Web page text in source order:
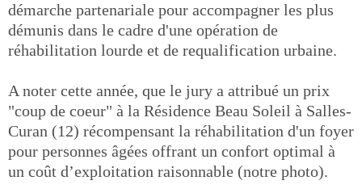
démarche partenariale pour accompagner les plus
démunis dans le cadre d'une opération de
réhabilitation lourde et de requalification urbaine.
A noter cette année, que le jury a attribué un prix
"coup de coeur" à la Résidence Beau Soleil à Salles-
Curan (12) récompensant la réhabilitation d'un foyer
pour personnes âgées offrant un confort optimal à
un coût d’exploitation raisonnable (notre photo).